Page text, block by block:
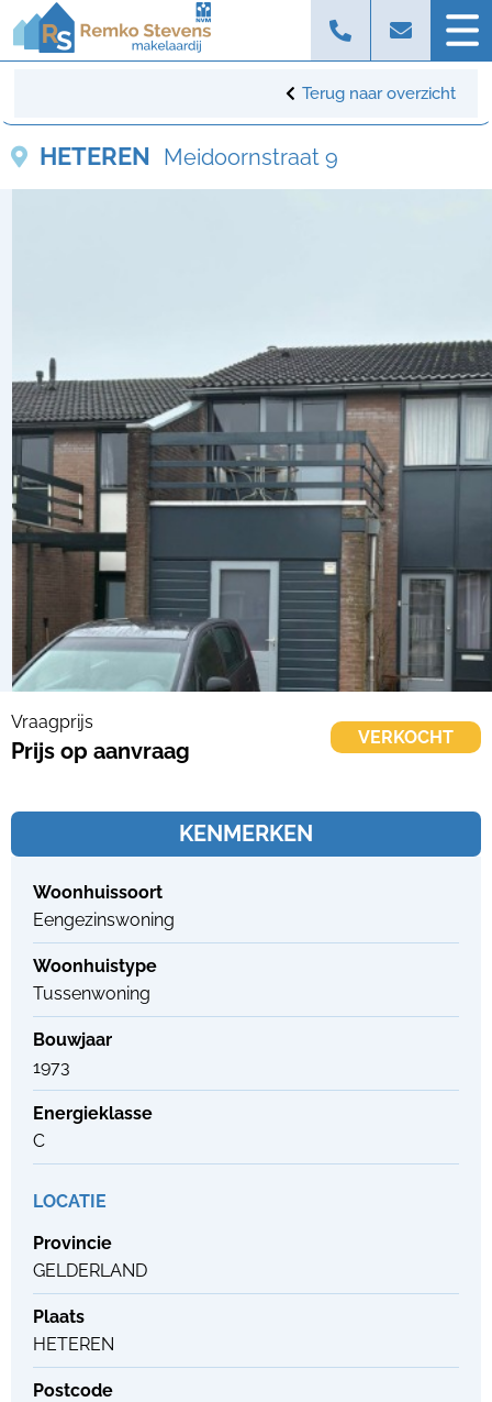
Terug naar overzicht
HETEREN Meidoornstraat 9
Vraagprijs
Prijs op aanvraag
VERKOCHT
KENMERKEN
Woonhuissoort
Eengezinswoning
Woonhuistype
Tussenwoning
Bouwjaar
1973
Energieklasse
C
LOCATIE
Provincie
GELDERLAND
Plaats
HETEREN
Postcode